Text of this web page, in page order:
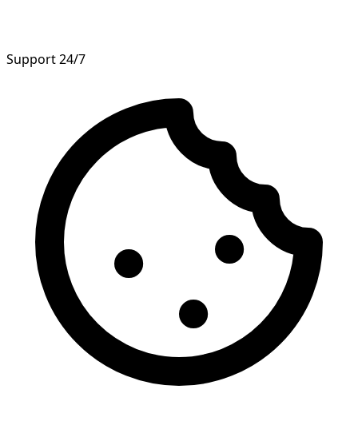
Support 24/7